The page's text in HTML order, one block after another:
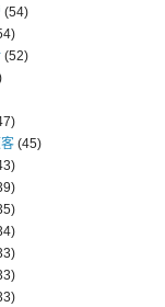
(54)
(52)
(45)